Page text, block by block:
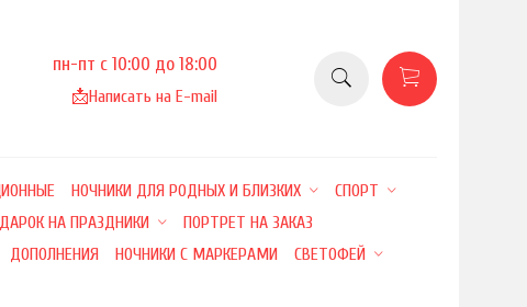
пн-пт с 10:00 до 18:00
📩Написать на E-mail
НОЧНИКИ ДЛЯ РОДНЫХ И БЛИЗКИХ
СПОРТ
НА ПРАЗДНИКИ
ПОРТРЕТ НА ЗАКАЗ
ДОПОЛНЕНИЯ НОЧНИКИ С МАРКЕРАМИ
СВЕТОФЕЙ